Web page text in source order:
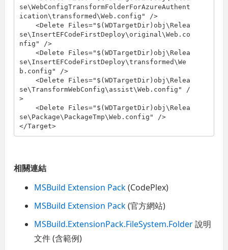
se\WebConfigTransformFolderForAzureAuthent
ication\transformed\Web.config" />
se\InsertEFCodeFirstDeploy\original\Web.co
nfig" />
se\InsertEFCodeFirstDeploy\transformed\We
b.config" />
se\TransformWebConfig\assist\Web.config" /
>
se\Package\PackageTmp\Web.config" />
</Target>
相關連結
MSBuild Extension Pack(CodePlex)
MSBuild Extension Pack(官方網站)
MSBuild.ExtensionPack.FileSystem.Folder說明
文件 (含範例)